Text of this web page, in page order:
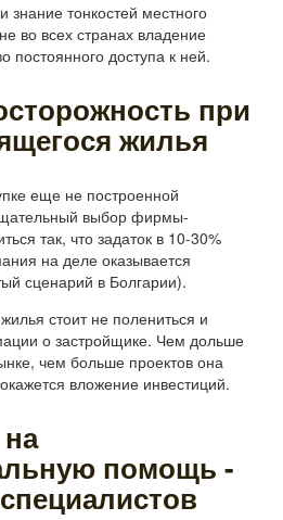
тонкостей местного
во всех странах владение
постоянного доступа к ней.
при
жилья
еще не построенной
выбор фирмы-
так, что задаток в 10-30%
на деле оказывается
сценарий в Болгарии).
стоит не полениться и
о застройщике. Чем дольше
чем больше проектов она
вложение инвестиций.
помощь -